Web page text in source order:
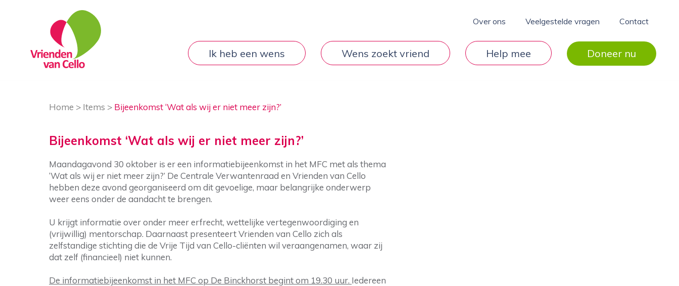
Over ons Veelgestelde vragen Contact
Ik heb een wens Wens zoekt vriend Help mee Doneer nu
Home > Items > Bijeenkomst ‘Wat als wij er niet meer zijn?’
Bijeenkomst ‘Wat als wij er niet meer zijn?’
Maandagavond 30 oktober is er een informatiebijeenkomst in het MFC met als thema
‘Wat als wij er niet meer zijn?’ De Centrale Verwantenraad en Vrienden van Cello
hebben deze avond georganiseerd om dit gevoelige, maar belangrijke onderwerp
weer eens onder de aandacht te brengen.
U krijgt informatie over onder meer erfrecht, wettelijke vertegenwoordiging en
(vrijwillig) mentorschap. Daarnaast presenteert Vrienden van Cello zich als
zelfstandige stichting die de Vrije Tijd van Cello-cliënten wil veraangenamen, waar zij
dat zelf (financieel) niet kunnen.
De informatiebijeenkomst in het MFC op De Binckhorst begint om 19.30 uur. Iedereen